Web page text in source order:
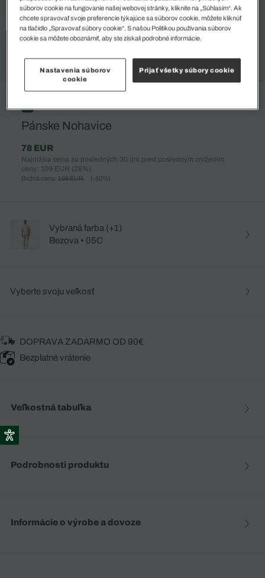
%
Pánske Nohavice
78 EUR
Najnižšia cena za posledných 30 dní pred posledným znížením
ceny: 109 EUR (28%)
Bežná cena: 156 EUR (-50%)
Vybraná farba (+1)
Bezova • 05C
Vyberte svoju veľkosť
DOPRAVA ZADARMO OD 90€
Bezplatné vrátenie
Veľkostná tabuľka
Podrobnosti produktu
Informácie o výrobe a dovoze
súborov cookie na fungovanie našej webovej stránky, kliknite na „Súhlasím“. Ak
chcete spravovať svoje preferencie týkajúce sa súborov cookie, môžete kliknúť
na tlačidlo „Spravovať súbory cookie“. S našou Politikou používania súborov
cookie sa môžete oboznámiť, aby ste získali podrobné informácie.
Nastavenia súborov
cookie
Prijať všetky súbory cookie